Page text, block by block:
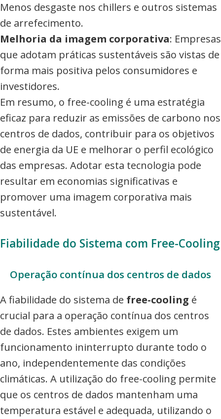
Menos desgaste nos chillers e outros sistemas
de arrefecimento.
Melhoria da imagem corporativa: Empresas
que adotam práticas sustentáveis são vistas de
forma mais positiva pelos consumidores e
investidores.
Em resumo, o free-cooling é uma estratégia
eficaz para reduzir as emissões de carbono nos
centros de dados, contribuir para os objetivos
de energia da UE e melhorar o perfil ecológico
das empresas. Adotar esta tecnologia pode
resultar em economias significativas e
promover uma imagem corporativa mais
sustentável.
Fiabilidade do Sistema com Free-Cooling
Operação contínua dos centros de dados
A fiabilidade do sistema de free-cooling é
crucial para a operação contínua dos centros
de dados. Estes ambientes exigem um
funcionamento ininterrupto durante todo o
ano, independentemente das condições
climáticas. A utilização do free-cooling permite
que os centros de dados mantenham uma
temperatura estável e adequada, utilizando o